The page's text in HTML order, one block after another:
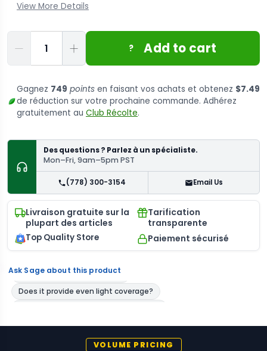
View More Details
? Add to cart
Gagnez 749 points en faisant vos achats et obtenez $7.49
de réduction sur votre prochaine commande. Adhérez
gratuitement au Club Récolte.
Des questions ? Parlez à un spécialiste.
Mon–Fri, 9am–5pm PST
(778) 300-3154 Email Us
Livraison gratuite sur la
plupart des articles
Tarification
transparente
Top Quality Store Paiement sécurisé
Ask Sage about this product
VOLUME PRICING